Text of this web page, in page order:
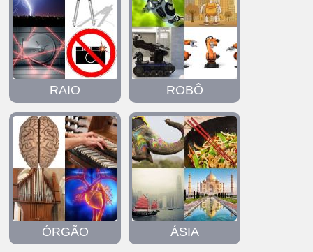
RAIO ROBÔ
ÓRGÃO ÁSIA